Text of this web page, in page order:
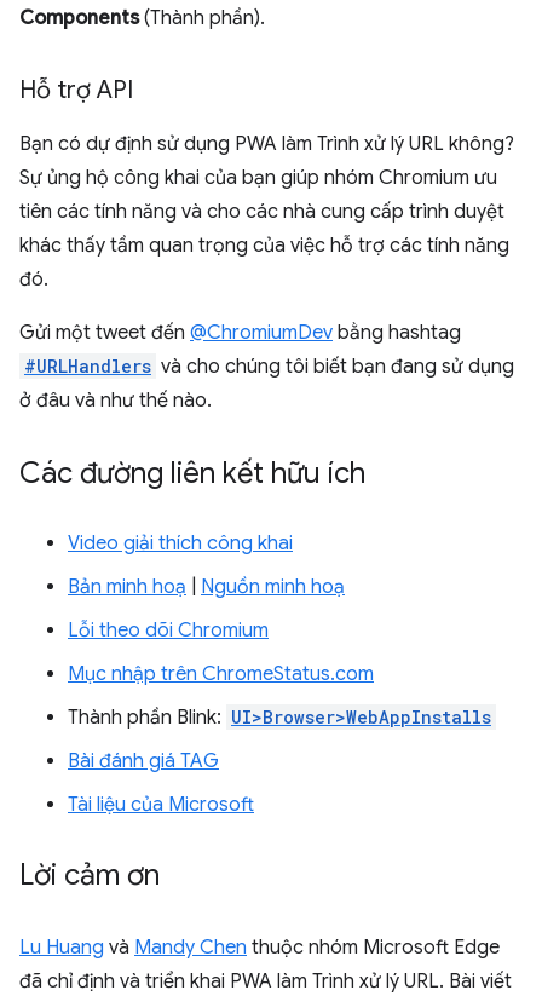
Components(Thành phần).
Hỗ trợ API
Bạn có dự định sử dụng PWA làm Trình xử lý URL không?
Sự ủng hộ công khai của bạn giúp nhóm Chromium ưu
tiên các tính năng và cho các nhà cung cấp trình duyệt
khác thấy tầm quan trọng của việc hỗ trợ các tính năng
đó.
Gửi một tweet đến @ChromiumDev bằng hashtag
#URLHandlers và cho chúng tôi biết bạn đang sử dụng
ở đâu và như thế nào.
Các đường liên kết hữu ích
Video giải thích công khai
Bản minh hoạ
Nguồn minh hoạ
Lỗi theo dõi Chromium
Mục nhập trên ChromeStatus.com
Thành phần Blink: UI>Browser>WebAppInstalls
Bài đánh giá TAG
Tài liệu của Microsoft
Lời cảm ơn
Lu Huang và Mandy Chen thuộc nhóm Microsoft Edge
đã chỉ định và triển khai PWA làm Trình xử lý URL. Bài viết